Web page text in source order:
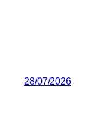
28/07/2026